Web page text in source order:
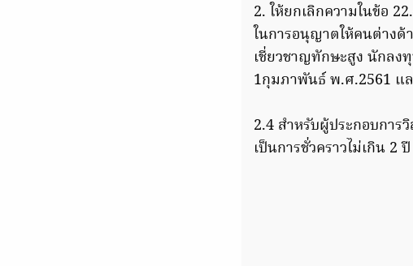
2. ให้ยกเลิกความในข้อ
ในการอนุญาตให้คนต่างด้
เชี่ยวชาญทักษะสูง นักลง
1กุมภาพันธ์ พ.ศ.2561 แ
2.4 สำหรับผู้ประกอบกา
เป็นการชั่วคราวไม่เกิน